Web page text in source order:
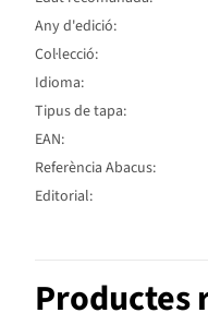
Any d'edició:
Col·lecció:
Idioma:
Tipus de tapa:
EAN:
Referència Abacus:
Editorial:
Productes